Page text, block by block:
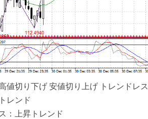
値切り下げ 安値切り上げ トレンドレス
レンド
：上昇トレンド